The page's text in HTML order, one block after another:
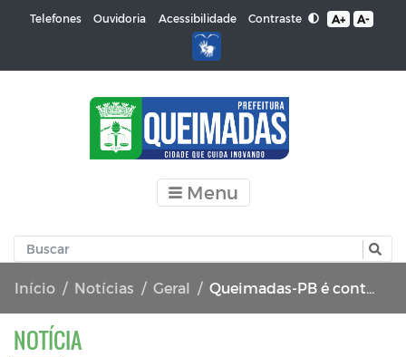
Telefones Ouvidoria Acessibilidade Contraste A+ A-
Menu
Início Notícias Geral Queimadas-PB é contemplada com recursos para asfaltamento através de emenda parlamentar do senador Efraim Filho
NOTÍCIA